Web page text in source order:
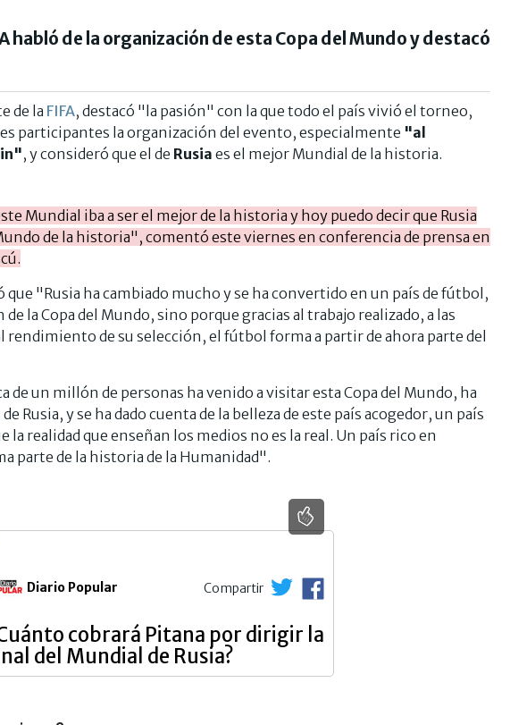
habló de la organización de esta Copa del Mundo y destacó
de la FIFA, destacó "la pasión" con la que todo el país vivió el torneo,
participantes la organización del evento, especialmente "al
, y consideró que el de Rusia es el mejor Mundial de la historia.
Mundial iba a ser el mejor de la historia y hoy puedo decir que Rusia
de la historia", comentó este viernes en conferencia de prensa en
que "Rusia ha cambiado mucho y se ha convertido en un país de fútbol,
la Copa del Mundo, sino porque gracias al trabajo realizado, a las
rendimiento de su selección, el fútbol forma a partir de ahora parte del
de un millón de personas ha venido a visitar esta Copa del Mundo, ha
Rusia, y se ha dado cuenta de la belleza de este país acogedor, un país
la realidad que enseñan los medios no es la real. Un país rico en
parte de la historia de la Humanidad".
Diario Popular Compartir
cobrará Pitana por dirigir la
del Mundial de Rusia?